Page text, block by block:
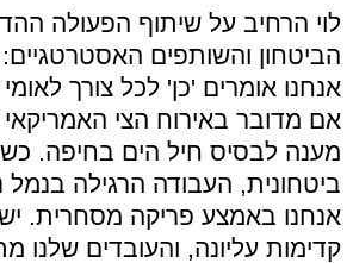
לוי הרחיב על שיתוף הפעולה
הביטחון והשותפים
אנחנו אומרים 'כן' לכל צורך לאומי
אם מדובר באירוח הצי האמריקאי
מענה לבסיס חיל הים בחיפה.
ביטחונית, העבודה הרגילה
אנחנו באמצע פריקה מסחרית. יש
קדימות עליונה, והעובדים שלנו